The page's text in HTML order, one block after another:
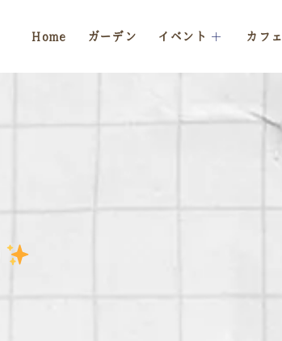
Home ガーデン イベント カフェ